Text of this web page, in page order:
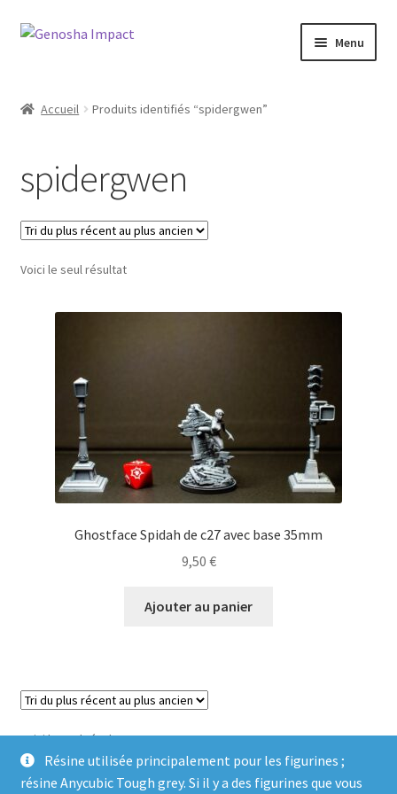
Résine utilisée principalement pour les figurines ;
résine Anycubic Tough grey. Si il y a des figurines que vous
Aller
navigation
Aller
Menu
Checkout
My account
Shop
Wishlist
Accueil Produits identifiés “spidergwen”
spidergwen
Voici le seul résultat
Ghostface Spidah de c27 avec base 35mm
9,50 €
Ajouter au panier
Voici le seul résultat